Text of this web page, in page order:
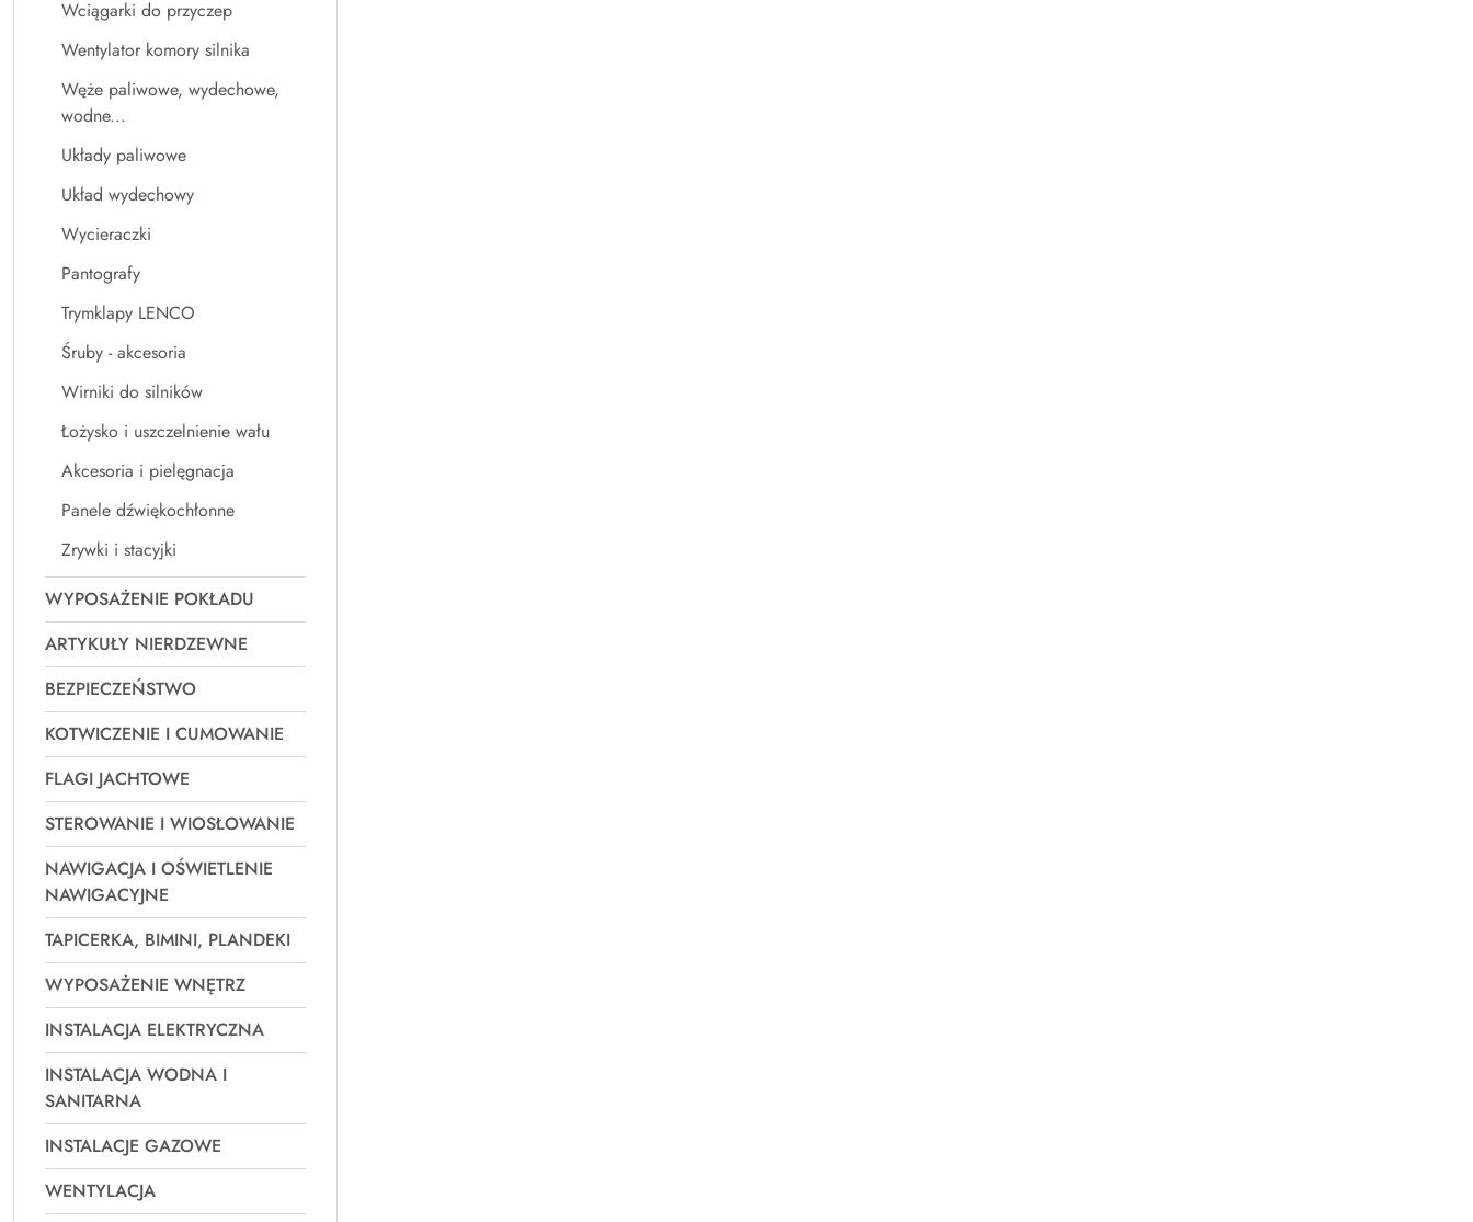
Wciągarki do przyczep
Wentylator komory silnika
Węże paliwowe, wydechowe,
wodne...
Układy paliwowe
Układ wydechowy
Wycieraczki
Pantografy
Trymklapy LENCO
Śruby - akcesoria
Wirniki do silników
Łożysko i uszczelnienie wału
Akcesoria i pielęgnacja
Panele dźwiękochłonne
Zrywki i stacyjki
WYPOSAŻENIE POKŁADU
ARTYKUŁY NIERDZEWNE
BEZPIECZEŃSTWO
KOTWICZENIE I CUMOWANIE
FLAGI JACHTOWE
STEROWANIE I WIOSŁOWANIE
NAWIGACJA I OŚWIETLENIE
NAWIGACYJNE
TAPICERKA, BIMINI, PLANDEKI
WYPOSAŻENIE WNĘTRZ
INSTALACJA ELEKTRYCZNA
INSTALACJA WODNA I
SANITARNA
INSTALACJE GAZOWE
WENTYLACJA